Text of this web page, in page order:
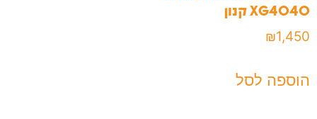
XG4040 קנון
₪1,450
הוספה לסל